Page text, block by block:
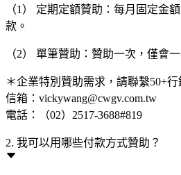
（1） 定期定額贊助：每月固定金
款。
（2） 單筆贊助：贊助一次，僅會
＊企業特別贊助需求，請聯繫50+行
信箱：vickywang@cwgv.com.tw
電話：（02）2517-3688#819
2. 我可以用哪些付款方式贊助？